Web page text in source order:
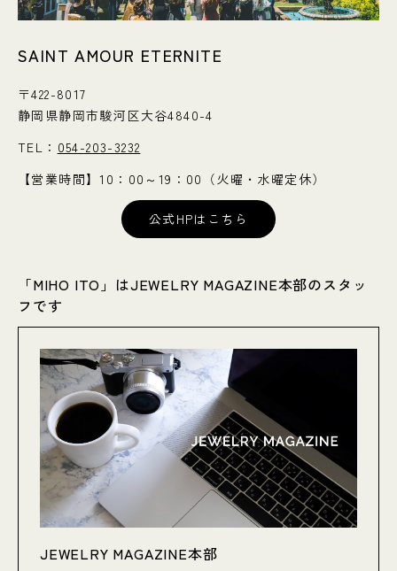
SAINT AMOUR ETERNITE
〒422-8017
静岡県静岡市駿河区大谷4840-4
TEL： 054-203-3232
【営業時間】10：00～19：00（火曜・水曜定休）
公式HPはこちら
「MIHO ITO」はJEWELRY MAGAZINE本部のスタッ
フです
JEWELRY MAGAZINE本部